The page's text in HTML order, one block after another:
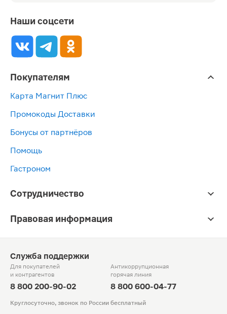
Наши соцсети
Покупателям
Карта Магнит Плюс
Промокоды Доставки
Бонусы от партнёров
Помощь
Гастроном
Сотрудничество
Правовая информация
Служба поддержки
Для покупателей
и контрагентов
8 800 200-90-02
Антикоррупционная
горячая линия
8 800 600-04-77
Круглосуточно, звонок по России бесплатный